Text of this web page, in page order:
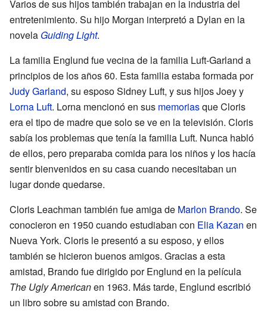
Varios de sus hijos también trabajan en la industria del
entretenimiento. Su hijo Morgan interpretó a Dylan en la
novela Guiding Light.
La familia Englund fue vecina de la familia Luft-Garland a
principios de los años 60. Esta familia estaba formada por
Judy Garland, su esposo Sidney Luft, y sus hijos Joey y
Lorna Luft. Lorna mencionó en sus memoriasque Cloris
era el tipo de madre que solo se ve en la televisión. Cloris
sabía los problemas que tenía la familia Luft. Nunca habló
de ellos, pero preparaba comida para los niños y los hacía
sentir bienvenidos en su casa cuando necesitaban un
lugar donde quedarse.
Cloris Leachman también fue amiga de Marlon Brando. Se
conocieron en 1950 cuando estudiaban con Elia Kazan en
Nueva York. Cloris le presentó a su esposo, y ellos
también se hicieron buenos amigos. Gracias a esta
amistad, Brando fue dirigido por Englund en la película
The Ugly Americanen 1963. Más tarde, Englund escribió
un libro sobre su amistad con Brando.